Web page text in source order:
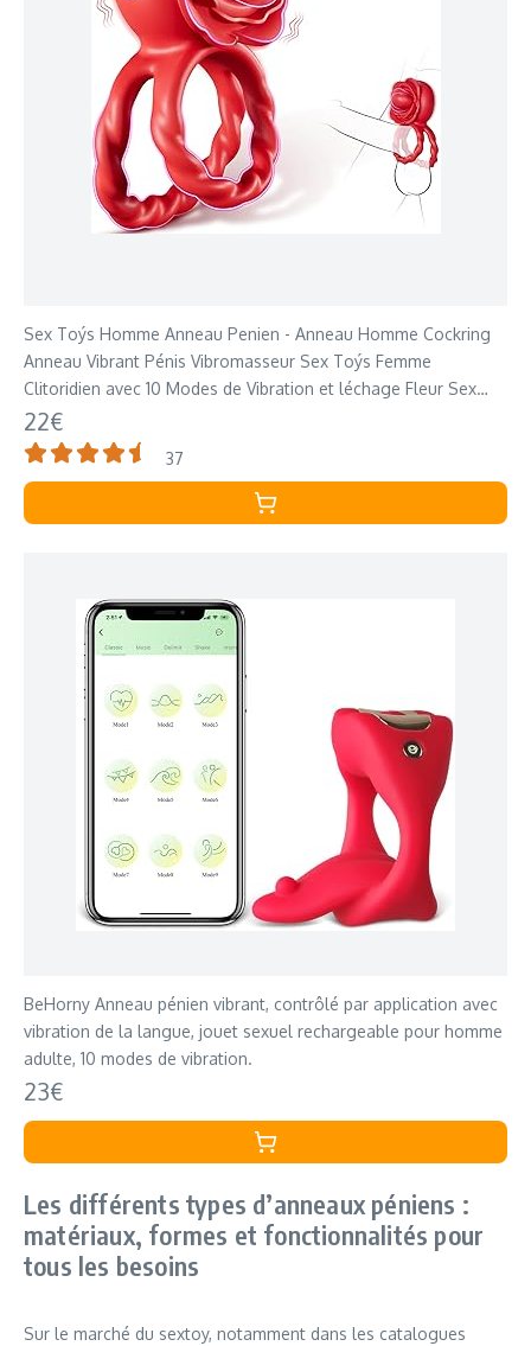
Sex Toýs Homme Anneau Penien - Anneau Homme Cockring
Anneau Vibrant Pénis Vibromasseur Sex Toýs Femme
Clitoridien avec 10 Modes de Vibration et léchage Fleur Sex
Toýs Couple Plaisir
22€
37
BeHorny Anneau pénien vibrant, contrôlé par application avec
vibration de la langue, jouet sexuel rechargeable pour homme
adulte, 10 modes de vibration.
23€
Les différents types d’anneaux péniens :
matériaux, formes et fonctionnalités pour
tous les besoins
Sur le marché du sextoy, notamment dans les catalogues